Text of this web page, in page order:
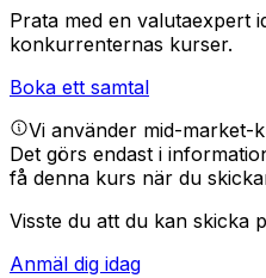
Prata med en valutaexpert
konkurrenternas kurser.
Boka ett samtal
Vi använder mid-market-
Det görs endast i
få denna kurs när du
Visste du att du kan skicka
Anmäl dig idag